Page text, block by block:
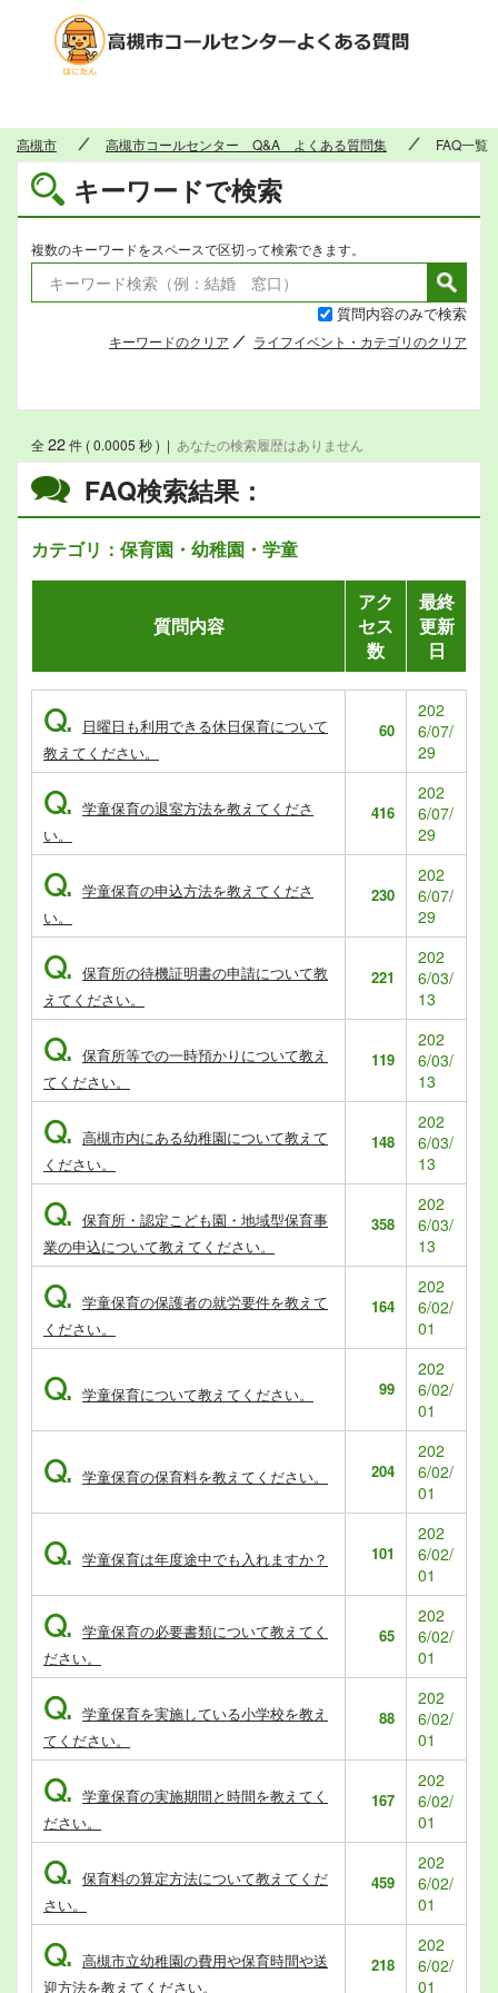
高槻市 高槻市コールセンター Q&A よくある質問集 FAQ一覧
キーワードで検索
複数のキーワードをスペースで区切って検索できます。
質問内容のみで検索
キーワードのクリア ライフイベント・カテゴリのクリア
FAQ検索結果：
カテゴリ：保育園・幼稚園・学童
全22件 ( 0.0005 秒 ) | あなたの検索履歴はありません
質問内容
アク
セス
数
最終
更新
日
Q.
日曜日も利用できる休日保育について
教えてください。
60
202
6/07/
29
Q. 学童保育の退室方法を教えてくださ
い。
416
202
6/07/
29
Q. 学童保育の申込方法を教えてくださ
い。
230
202
6/07/
29
Q. 保育所の待機証明書の申請について教
えてください。
221
202
6/03/
13
Q. 保育所等での一時預かりについて教え
てください。
119
202
6/03/
13
Q. 高槻市内にある幼稚園について教えて
ください。
148
202
6/03/
13
Q. 保育所・認定こども園・地域型保育事
業の申込について教えてください。
358
202
6/03/
13
Q. 学童保育の保護者の就労要件を教えて
ください。
164
202
6/02/
01
Q. 学童保育について教えてください。 99
202
6/02/
01
Q. 学童保育の保育料を教えてください。 204
202
6/02/
01
Q. 学童保育は年度途中でも入れますか？ 101
202
6/02/
01
Q. 学童保育の必要書類について教えてく
ださい。
65
202
6/02/
01
Q. 学童保育を実施している小学校を教え
てください。
88
202
6/02/
01
Q. 学童保育の実施期間と時間を教えてく
ださい。
167
202
6/02/
01
Q. 保育料の算定方法について教えてくだ
さい。
459
202
6/02/
01
Q. 高槻市立幼稚園の費用や保育時間や送
迎方法を教えてください。
218
202
6/02/
01